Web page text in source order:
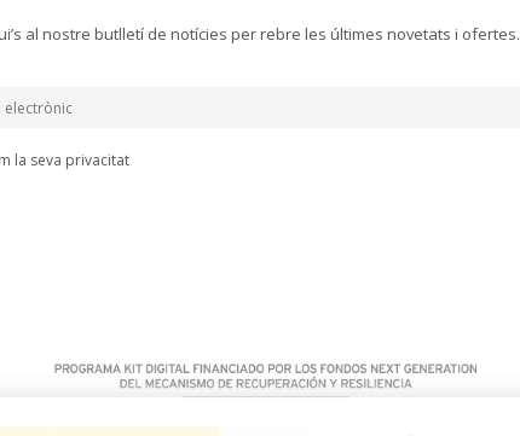
al nostre butlletí de notícies per rebre les últimes novetats i ofertes.
la seva privacitat